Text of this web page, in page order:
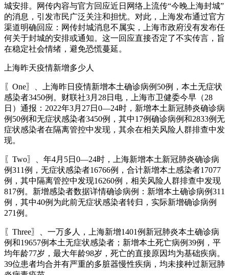
城安排。网传内容与官方回应近日网络上流传“今晚上海封城”
的消息，引发市民广泛关注和担忧。对此，上海发布通过官方
渠道明确回应：网传封城消息不属实，上海市政府没有发布任
何关于封城的安排或通知。这一回应直接否定了不实传言，旨
在稳定社会情绪，避免恐慌蔓延。
上海昨天疫情新增多少人
〖One〗、上海昨日疫情新增本土确诊病例50例，本土无症状
感染者3450例。财联社3月28日电，上海市卫健委今早（28
日）通报：2022年3月27日0—24时，新增本土新冠肺炎确诊病
例50例和无症状感染者3450例，其中17例确诊病例和2833例无
症状感染者在隔离管控中发现，其余在相关风险人群排查中发
现。
〖Two〗、年4月5日0—24时，上海新增本土新冠肺炎确诊病
例311例，无症状感染者16766例，合计新增本土感染者17077
例，其中隔离管控中发现16260例，相关风险人群排查中发现
817例。新增感染者数据详情确诊病例：新增本土确诊病例311
例，其中40例为此前无症状感染者转归，实际新增确诊病例
271例。
〖Three〗、一万多人，上海新增1401例新冠肺炎本土确诊病
例和19657例本土无症状感染者；新增本土死亡病例39例，平
均年龄77岁，最大年龄98岁，死亡的直接原因均为基础疾病。
39位患者均合并有严重的多脏器慢性疾病，均未接种过新冠肺